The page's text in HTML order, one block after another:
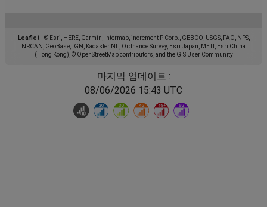
Leaflet
© Esri, HERE, Garmin, Intermap, increment P Corp., GEBCO, USGS, FAO, NPS,
NRCAN, GeoBase, IGN, Kadaster NL, Ordnance Survey, Esri Japan, METI, Esri China
(Hong Kong), © OpenStreetMap contributors, and the GIS User Community
마지막 업데이트 :
08/06/2026 15:43 UTC